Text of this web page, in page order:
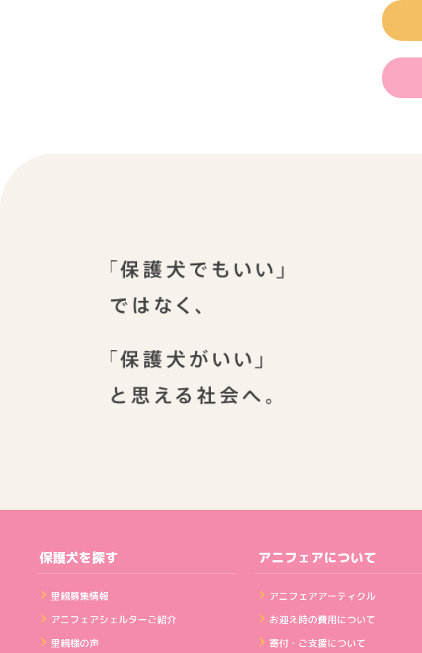
保護犬を探す
里親募集情報
アニフェアシェルターご紹介
里親様の声
アニフェアについて
アニフェアアーティクル
お迎え時の費用について
寄付・ご支援について